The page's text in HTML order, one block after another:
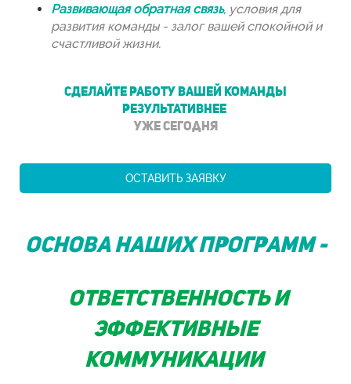
Развивающая обратная связь, условия для
развития команды - залог вашей спокойной и
счастливой жизни.
СДЕЛАЙТЕ РАБОТУ ВАШЕЙ КОМАНДЫ
РЕЗУЛЬТАТИВНЕЕ
уже сегодня
ОСТАВИТЬ ЗАЯВКУ
Основа наших программ -
ответственность и
эффективные
коммуникации